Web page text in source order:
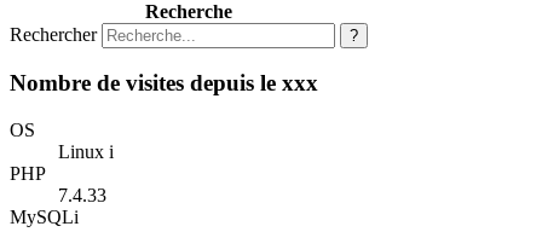
Recherche
Rechercher
?
Nombre de visites depuis le xxx
OS
Linux i
PHP
7.4.33
MySQLi